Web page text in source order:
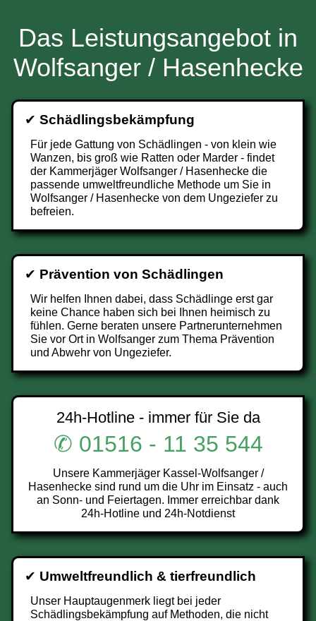
Das Leistungsangebot in
Wolfsanger / Hasenhecke
✔ Schädlingsbekämpfung
Für jede Gattung von Schädlingen - von klein wie
Wanzen, bis groß wie Ratten oder Marder - findet
der Kammerjäger Wolfsanger / Hasenhecke die
passende umweltfreundliche Methode um Sie in
Wolfsanger / Hasenhecke von dem Ungeziefer zu
befreien.
✔ Prävention von Schädlingen
Wir helfen Ihnen dabei, dass Schädlinge erst gar
keine Chance haben sich bei Ihnen heimisch zu
fühlen. Gerne beraten unsere Partnerunternehmen
Sie vor Ort in Wolfsanger zum Thema Prävention
und Abwehr von Ungeziefer.
24h-Hotline - immer für Sie da
✆ 01516 - 11 35 544
Unsere Kammerjäger Kassel-Wolfsanger /
Hasenhecke sind rund um die Uhr im Einsatz - auch
an Sonn- und Feiertagen. Immer erreichbar dank
24h-Hotline und 24h-Notdienst
✔ Umweltfreundlich & tierfreundlich
Unser Hauptaugenmerk liegt bei jeder
Schädlingsbekämpfung auf Methoden, die nicht